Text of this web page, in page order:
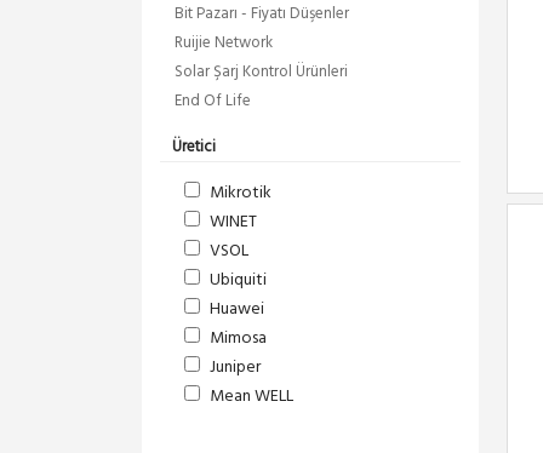
Bit Pazarı - Fiyatı Düşenler
Ruijie Network
Solar Şarj Kontrol Ürünleri
End Of Life
Üretici
Mikrotik
WINET
VSOL
Ubiquiti
Huawei
Mimosa
Juniper
Mean WELL